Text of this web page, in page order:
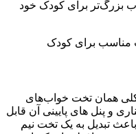
بزرگ‌تر برای کودک خود
همان تخت خواب‌های
و پنل های پایینی آن قابل
تبدیل به یک تخت نیم